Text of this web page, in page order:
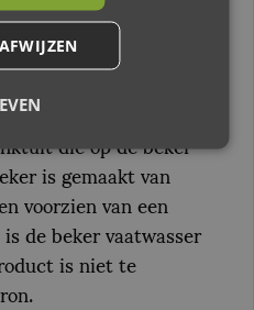
Sippy Cup Mouse is
zelfstandig willen
is dat nog
die op de beker
is gemaakt van
voorzien van een
de beker vaatwasser
is niet te